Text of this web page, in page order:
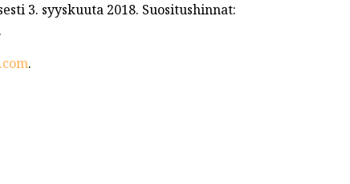
3. syyskuuta 2018. Suositushinnat:
.